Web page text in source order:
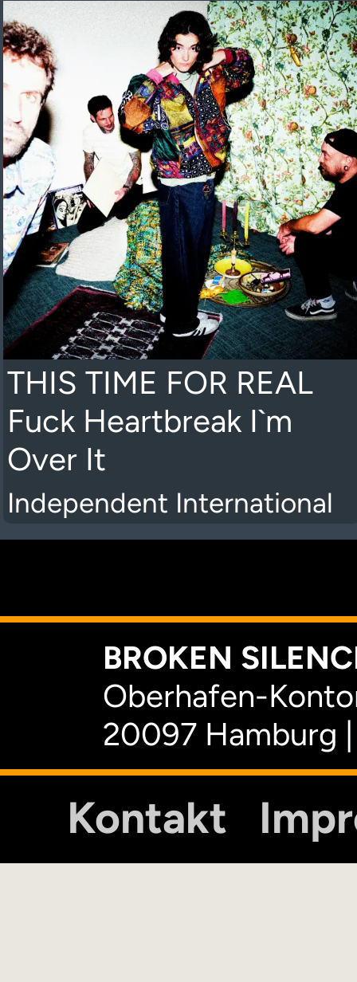
THIS TIME FOR REAL
Fuck Heartbreak I`m
Over It
Independent International
BROKEN
Oberhafen-
20097 Hamburg
Kontakt